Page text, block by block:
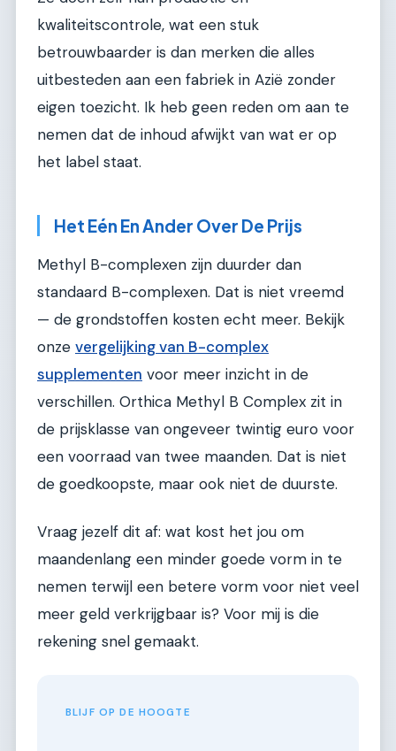
kwaliteitscontrole, wat een stuk
betrouwbaarder is dan merken die alles
uitbesteden aan een fabriek in Azië zonder
eigen toezicht. Ik heb geen reden om aan te
nemen dat de inhoud afwijkt van wat er op
het label staat.
Het Eén En Ander Over De Prijs
Methyl B-complexen zijn duurder dan
standaard B-complexen. Dat is niet vreemd
— de grondstoffen kosten echt meer. Bekijk
onze vergelijking van B-complex
supplementen voor meer inzicht in de
verschillen. Orthica Methyl B Complex zit in
de prijsklasse van ongeveer twintig euro voor
een voorraad van twee maanden. Dat is niet
de goedkoopste, maar ook niet de duurste.
Vraag jezelf dit af: wat kost het jou om
maandenlang een minder goede vorm in te
nemen terwijl een betere vorm voor niet veel
meer geld verkrijgbaar is? Voor mij is die
rekening snel gemaakt.
BLIJF OP DE HOOGTE